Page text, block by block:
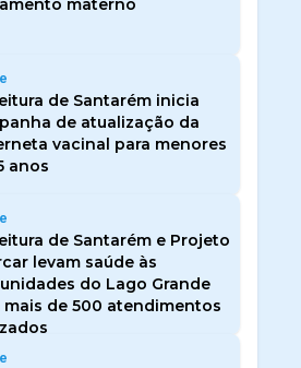
de Santarém inicia
de atualização da
vacinal para menores
anos
de Santarém e Projeto
levam saúde às
do Lago Grande
mais de 500 atendimentos